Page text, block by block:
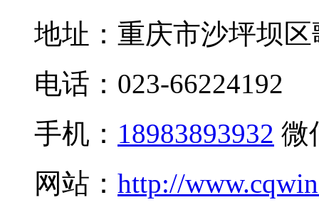
地址：重庆市沙坪坝
电话：023-66224192
手机： 18983893932 微
网站： http://